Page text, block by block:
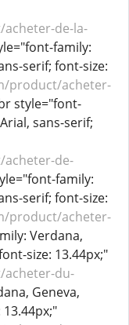
de-la-
family:
serif; font-size:
product/acheter-
style="font-
sans-serif;
de-
family:
serif; font-size:
product/acheter-
Verdana,
size: 13.44px;"
du-
Geneva,